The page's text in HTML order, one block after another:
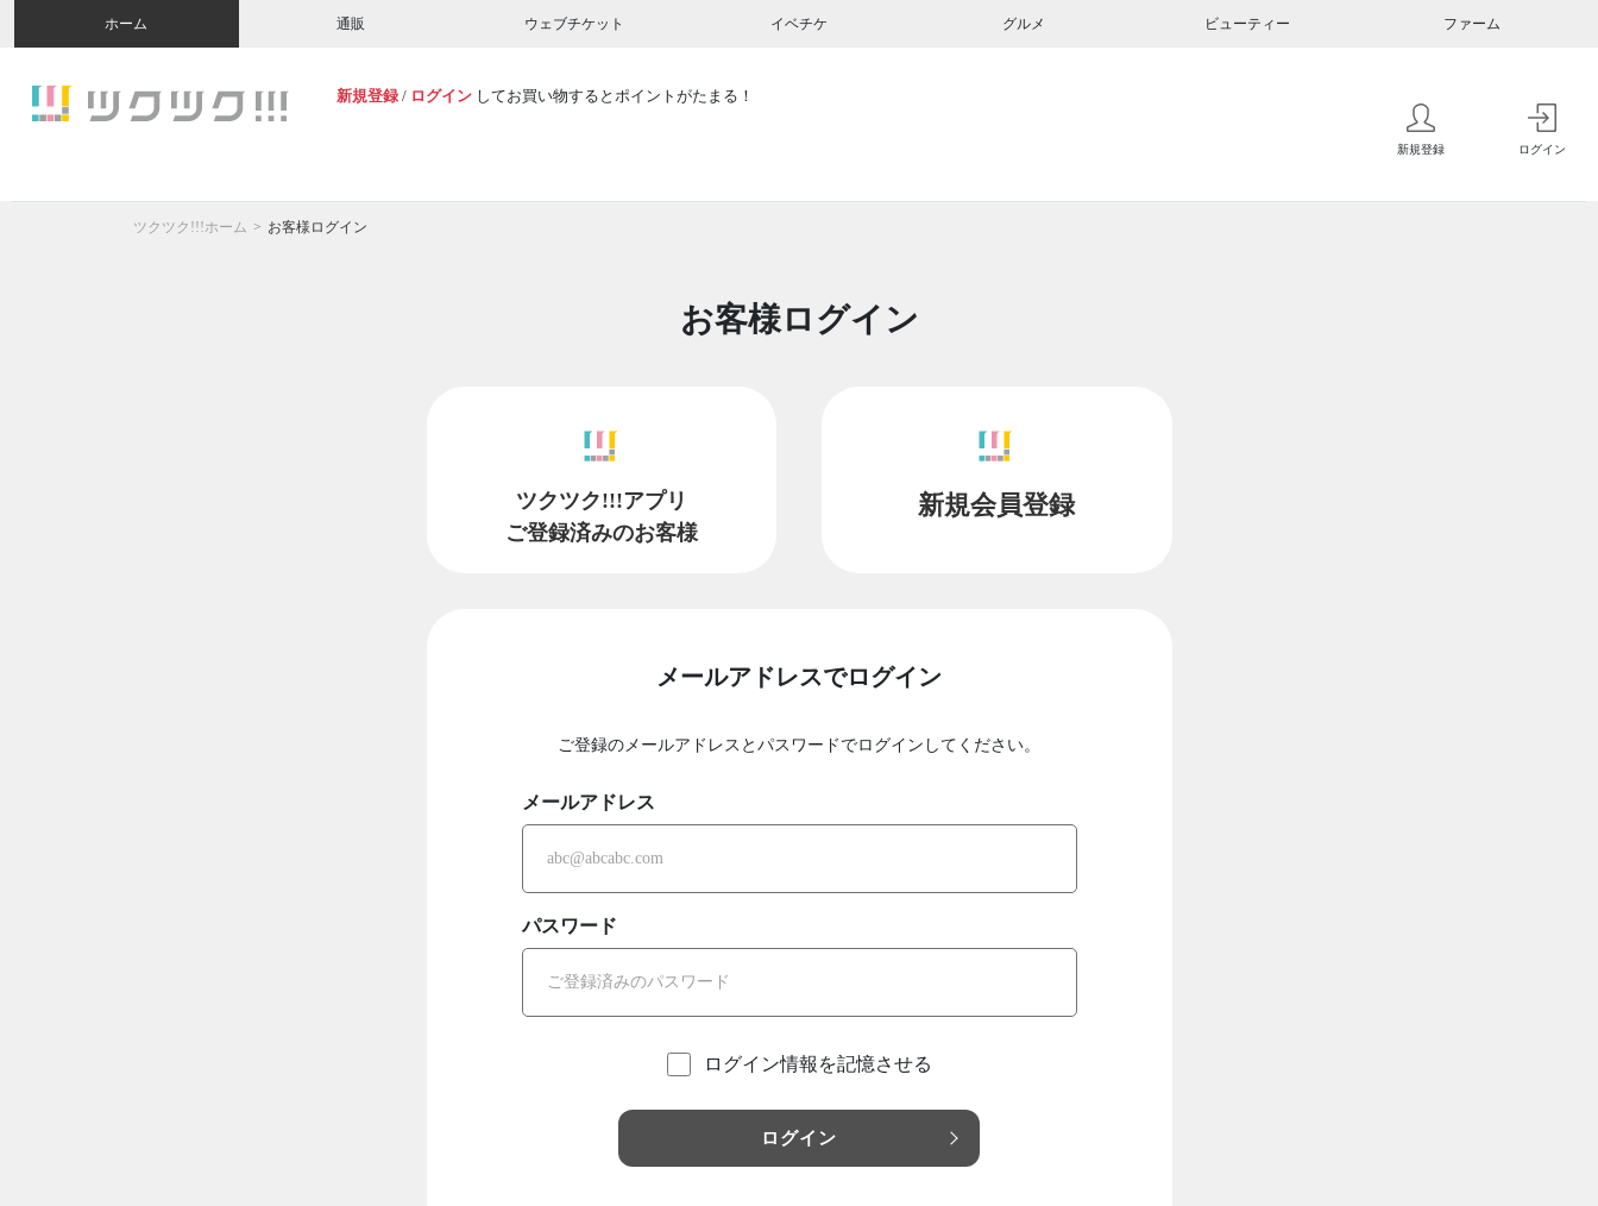
ホーム 通販 ウェブチケット イベチケ グルメ ビューティー ファーム
新規登録 / ログイン してお買い物するとポイントがたまる！
新規登録 ログイン
ツクツク!!!ホーム お客様ログイン
お客様ログイン
ツクツク!!!アプリ
ご登録済みのお客様
新規会員登録
メールアドレスでログイン
ご登録のメールアドレスとパスワードでログインしてください。
メールアドレス
パスワード
ログイン情報を記憶させる
ログイン